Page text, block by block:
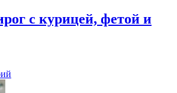
с курицей, фетой и